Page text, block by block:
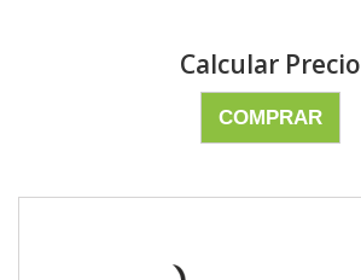
Calcular Precio
COMPRAR